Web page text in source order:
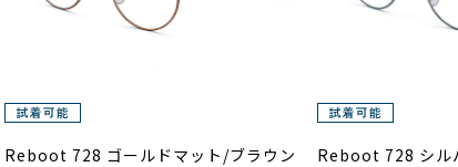
Reboot 728 ゴールドマット/ブラウン
Reboot 728 シル